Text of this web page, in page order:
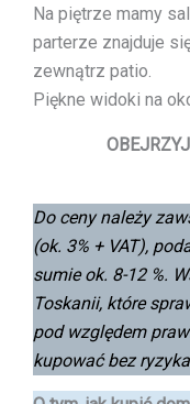
Na piętrze mamy
parterze znajduje
zewnątrz patio.
Piękne widoki na
Do ceny należy
(ok. 3% + VAT),
sumie ok. 8-12 %.
Toskanii, które
pod względem
kupować bez